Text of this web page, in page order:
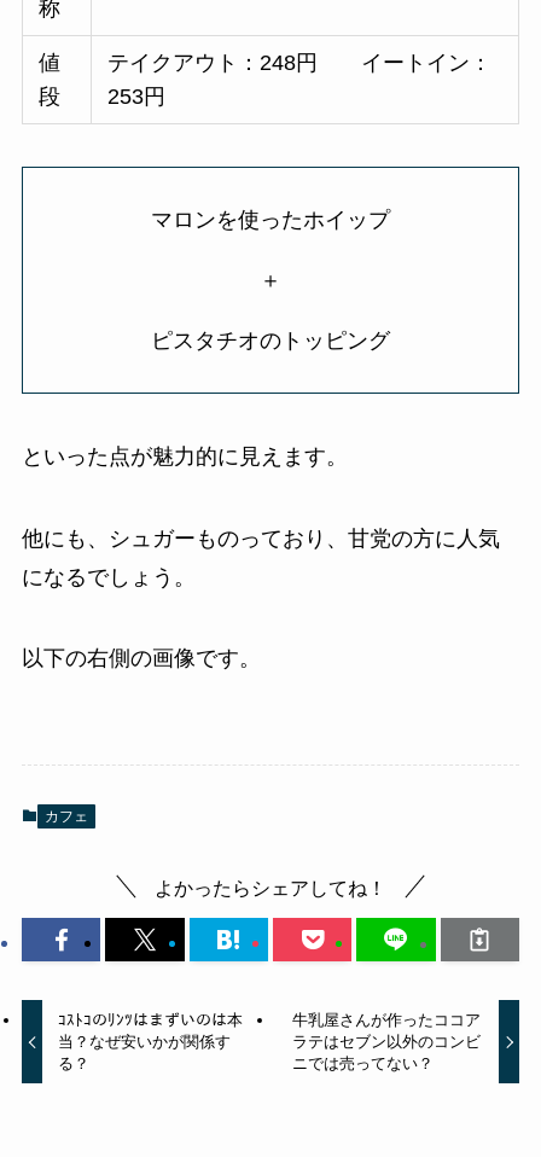
称
値
段
テイクアウト：248円 イートイン：
253円
マロンを使ったホイップ
＋
ピスタチオのトッピング
といった点が魅力的に見えます。
他にも、シュガーものっており、甘党の方に人気
になるでしょう。
以下の右側の画像です。
カフェ
よかったらシェアしてね！
ｺｽﾄｺのﾘﾝﾂはまずいのは本
当？なぜ安いかが関係す
る？
牛乳屋さんが作ったココア
ラテはセブン以外のコンビ
ニでは売ってない？